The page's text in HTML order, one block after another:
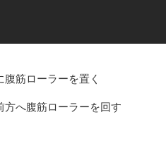
筋ローラーを置く
へ腹筋ローラーを回す